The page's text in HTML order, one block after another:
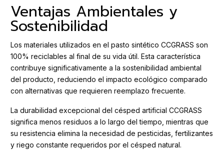
Ventajas Ambientales y
Sostenibilidad
Los materiales utilizados en el pasto sintético CCGRASS son
100% reciclables al final de su vida útil. Esta característica
contribuye significativamente a la sostenibilidad ambiental
del producto, reduciendo el impacto ecológico comparado
con alternativas que requieren reemplazo frecuente.
La durabilidad excepcional del césped artificial CCGRASS
significa menos residuos a lo largo del tiempo, mientras que
su resistencia elimina la necesidad de pesticidas, fertilizantes
y riego constante requeridos por el césped natural.